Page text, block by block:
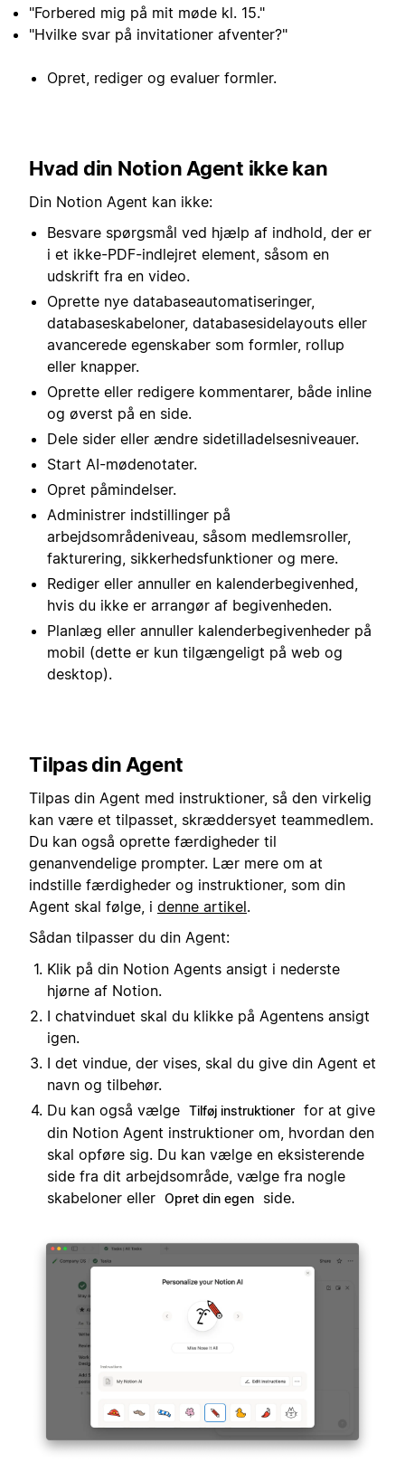
"Forbered mig på mit møde kl. 15."
"Hvilke svar på invitationer afventer?"
Opret, rediger og evaluer formler.
Hvad din Notion Agent ikke kan
Din Notion Agent kan ikke:
Besvare spørgsmål ved hjælp af indhold, der er
i et ikke-PDF-indlejret element, såsom en
udskrift fra en video.
Oprette nye databaseautomatiseringer,
databaseskabeloner, databasesidelayouts eller
avancerede egenskaber som formler, rollup
eller knapper.
Oprette eller redigere kommentarer, både inline
og øverst på en side.
Dele sider eller ændre sidetilladelsesniveauer.
Start AI-mødenotater.
Opret påmindelser.
Administrer indstillinger på
arbejdsområdeniveau, såsom medlemsroller,
fakturering, sikkerhedsfunktioner og mere.
Rediger eller annuller en kalenderbegivenhed,
hvis du ikke er arrangør af begivenheden.
Planlæg eller annuller kalenderbegivenheder på
mobil (dette er kun tilgængeligt på web og
desktop).
Tilpas din Agent
Tilpas din Agent med instruktioner, så den virkelig
kan være et tilpasset, skræddersyet teammedlem.
Du kan også oprette færdigheder til
genanvendelige prompter. Lær mere om at
indstille færdigheder og instruktioner, som din
Agent skal følge, i denne artikel.
Sådan tilpasser du din Agent:
Klik på din Notion Agents ansigt i nederste
hjørne af Notion.
I chatvinduet skal du klikke på Agentens ansigt
igen.
I det vindue, der vises, skal du give din Agent et
navn og tilbehør.
Du kan også vælge Tilføj instruktioner for at give
din Notion Agent instruktioner om, hvordan den
skal opføre sig. Du kan vælge en eksisterende
side fra dit arbejdsområde, vælge fra nogle
skabeloner eller Opret din egen side.